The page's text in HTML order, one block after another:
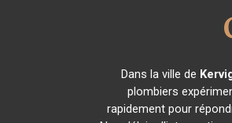
Dans la ville de
plombiers
rapidement pour